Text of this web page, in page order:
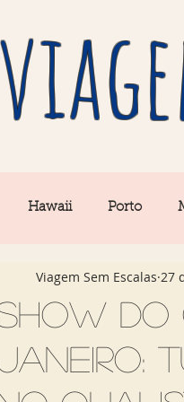
Hawaii Porto
Seul Equipe
Paulo Portugal Central
do
Viagem Sem Escalas 27